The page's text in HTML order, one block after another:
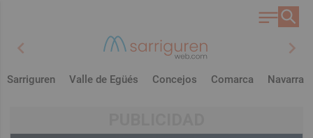
chevron_left chevron_right
Sarriguren Valle de Egüés Concejos Comarca Navarra